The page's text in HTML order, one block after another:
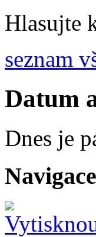
Hlasujte
seznam
Datum
Dnes je
Navigace